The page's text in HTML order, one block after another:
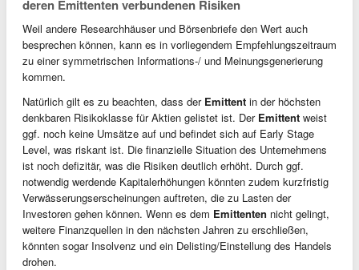
deren Emittenten verbundenen Risiken
Weil andere Researchhäuser und Börsenbriefe den Wert auch
besprechen können, kann es in vorliegendem Empfehlungszeitraum
zu einer symmetrischen Informations-/ und Meinungsgenerierung
kommen.
Natürlich gilt es zu beachten, dass der Emittent in der höchsten
denkbaren Risikoklasse für Aktien gelistet ist. Der Emittent weist
ggf. noch keine Umsätze auf und befindet sich auf Early Stage
Level, was riskant ist. Die finanzielle Situation des Unternehmens
ist noch defizitär, was die Risiken deutlich erhöht. Durch ggf.
notwendig werdende Kapitalerhöhungen könnten zudem kurzfristig
Verwässerungserscheinungen auftreten, die zu Lasten der
Investoren gehen können. Wenn es dem Emittenten nicht gelingt,
weitere Finanzquellen in den nächsten Jahren zu erschließen,
könnten sogar Insolvenz und ein Delisting/Einstellung des Handels
drohen.